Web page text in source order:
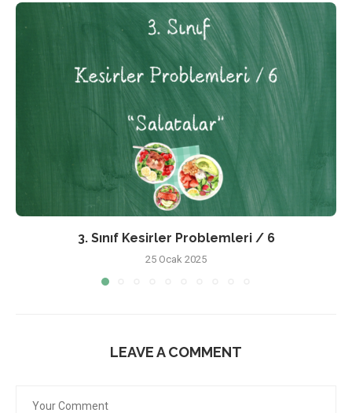
3. Sınıf Kesirler Problemleri / 6
25 Ocak 2025
LEAVE A COMMENT